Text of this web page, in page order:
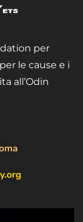
per
le cause e i
all’Odin